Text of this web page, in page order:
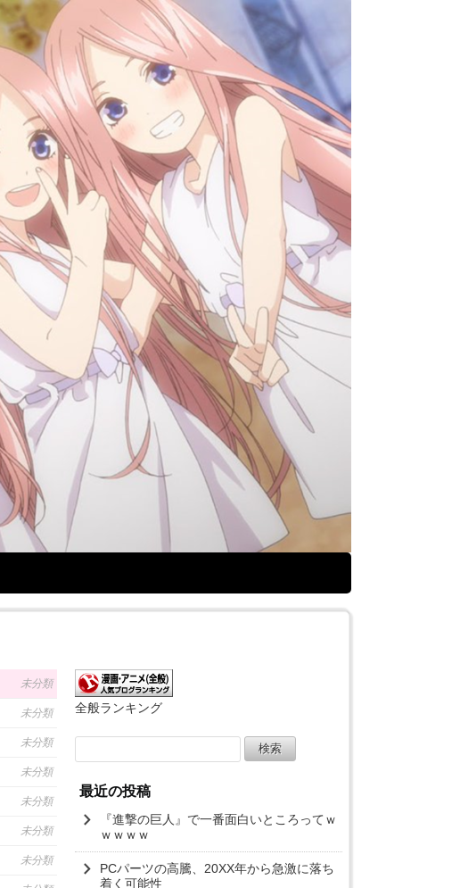
未分類
未分類
未分類
未分類
未分類
未分類
未分類
全般ランキング
索:
最近の投稿
『進撃の巨人』で一番面白いところってｗ
ｗｗｗｗ
PCパーツの高騰、20XX年から急激に落ち
着く可能性